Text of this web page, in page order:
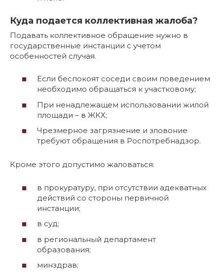
Куда подается коллективная жалоба?
Подавать коллективное обращение нужно в
государственные инстанции с учетом
особенностей случая.
Если беспокоят соседи своим поведением
необходимо обращаться к участковому;
При ненадлежащем использовании жилой
площади – в ЖКХ;
Чрезмерное загрязнение и зловоние
требуют обращения в Роспотребнадзор.
Кроме этого допустимо жаловаться:
в прокуратуру, при отсутствии адекватных
действий со стороны первичной
инстанции;
в суд;
в региональный департамент
образования;
минздрав;